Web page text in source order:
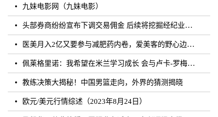
九妹电影网（九妹电影）
头部券商纷纷宣布下调交易佣金 后续将挖掘经纪业务佣金降费潜力
医美月入2亿又要参与减肥药内卷，爱美客的野心边界在哪？
佩莱格里诺：我希望在米兰学习成长 会与卢卡-罗梅罗团结互助
教练决策大揭秘！中国男篮走向，外界的猜测揭晓
欧元/美元行情综述（2023年8月24日）